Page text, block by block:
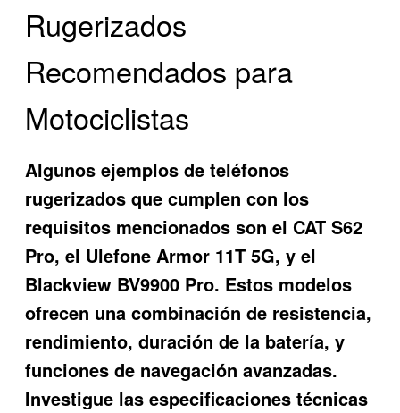
Rugerizados
Recomendados para
Motociclistas
Algunos ejemplos de teléfonos
rugerizados que cumplen con los
requisitos mencionados son el CAT S62
Pro, el Ulefone Armor 11T 5G, y el
Blackview BV9900 Pro. Estos modelos
ofrecen una combinación de resistencia,
rendimiento, duración de la batería, y
funciones de navegación avanzadas.
Investigue las especificaciones técnicas